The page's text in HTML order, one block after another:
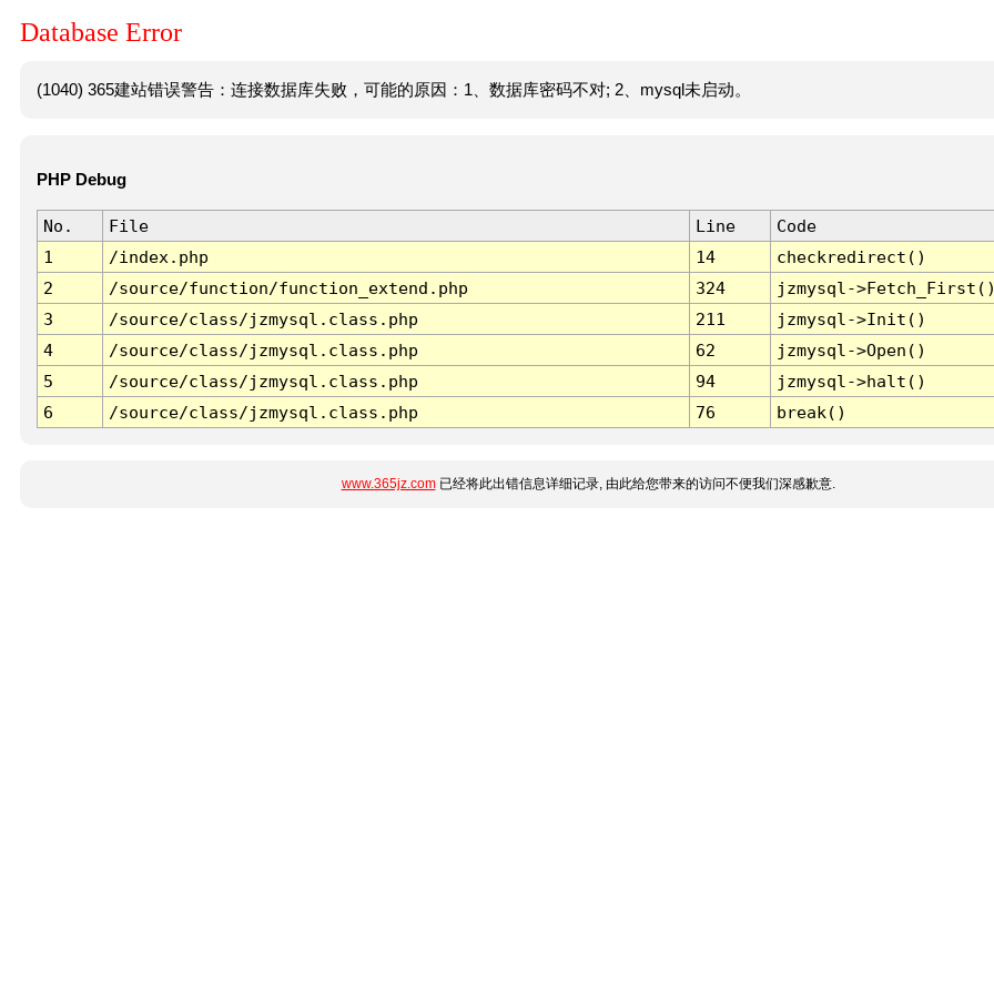
Database Error
(1040) 365建站错误警告：连接数据库失败，可能的原因：1、数据库密码不对; 2、mysql未启动。
PHP Debug
No. File Line
Code
1
/index.php 14
checkredirect()
2
/source/function/function_extend.php 324
jzmysql-
3
/source/class/jzmysql.class.php 211
jzmysql->Init()
4
/source/class/jzmysql.class.php 62
jzmysql->Open()
5
/source/class/jzmysql.class.php 94
jzmysql->halt()
6
/source/class/jzmysql.class.php 76 break()
www.365jz.com已经将此出错信息详细记录, 由此给您带来的访问不便我们深感歉意.